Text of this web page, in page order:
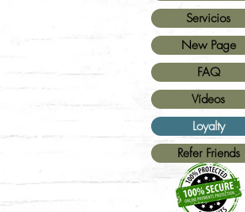
Servicios
New Page
FAQ
Vídeos
Loyalty
Refer Friends